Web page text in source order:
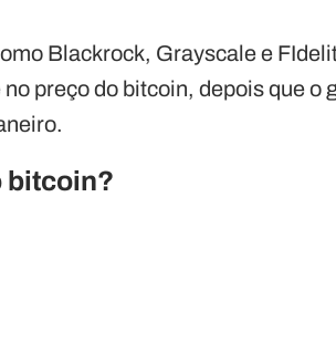
Blackrock, Grayscale e
preço do bitcoin, depois que o
bitcoin?